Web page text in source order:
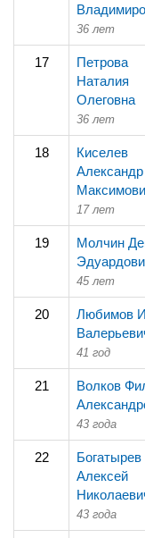
36 лет
17
Петрова
Наталия
Олеговна
36 лет
18
Киселев
Александр
17 лет
19
Молчин
45 лет
20
Любимов
41 год
21
Волков
43 года
22
Богатырев
Алексей
43 года